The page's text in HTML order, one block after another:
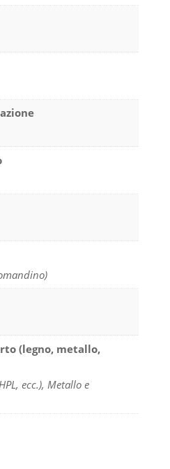
(legno, metallo,
ecc.), Metallo e